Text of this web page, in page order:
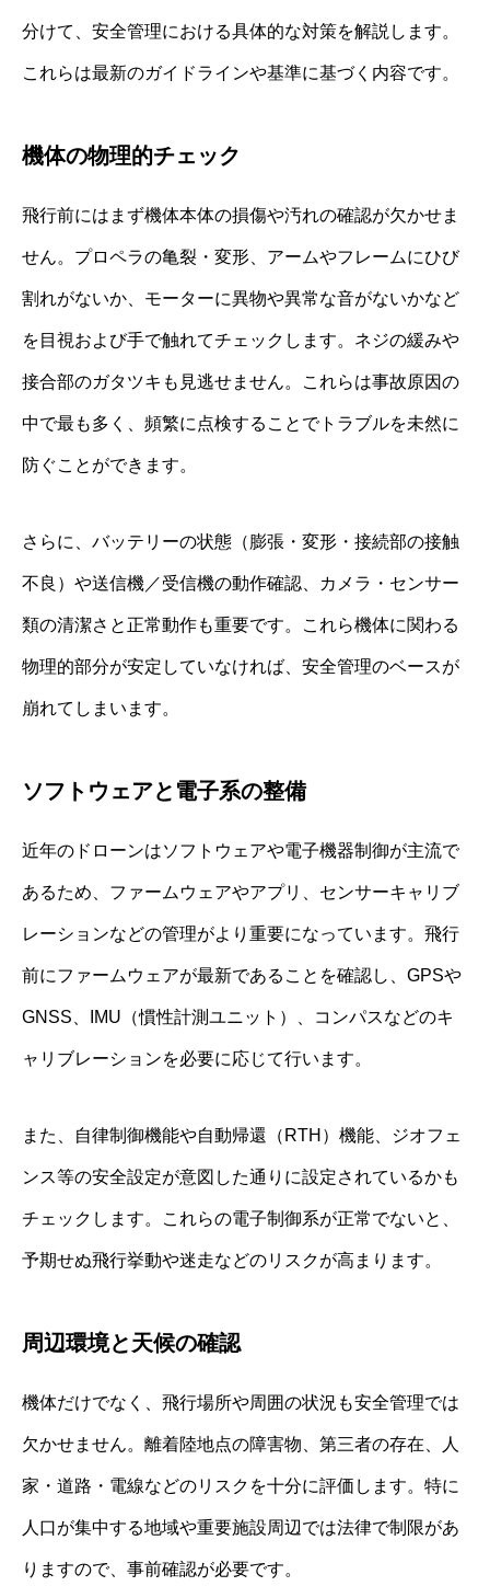
分けて、安全管理における具体的な対策を解説します。
これらは最新のガイドラインや基準に基づく内容です。
機体の物理的チェック
飛行前にはまず機体本体の損傷や汚れの確認が欠かせま
せん。プロペラの亀裂・変形、アームやフレームにひび
割れがないか、モーターに異物や異常な音がないかなど
を目視および手で触れてチェックします。ネジの緩みや
接合部のガタツキも見逃せません。これらは事故原因の
中で最も多く、頻繁に点検することでトラブルを未然に
防ぐことができます。
さらに、バッテリーの状態（膨張・変形・接続部の接触
不良）や送信機／受信機の動作確認、カメラ・センサー
類の清潔さと正常動作も重要です。これら機体に関わる
物理的部分が安定していなければ、安全管理のベースが
崩れてしまいます。
ソフトウェアと電子系の整備
近年のドローンはソフトウェアや電子機器制御が主流で
あるため、ファームウェアやアプリ、センサーキャリブ
レーションなどの管理がより重要になっています。飛行
前にファームウェアが最新であることを確認し、GPSや
GNSS、IMU（慣性計測ユニット）、コンパスなどのキ
ャリブレーションを必要に応じて行います。
また、自律制御機能や自動帰還（RTH）機能、ジオフェ
ンス等の安全設定が意図した通りに設定されているかも
チェックします。これらの電子制御系が正常でないと、
予期せぬ飛行挙動や迷走などのリスクが高まります。
周辺環境と天候の確認
機体だけでなく、飛行場所や周囲の状況も安全管理では
欠かせません。離着陸地点の障害物、第三者の存在、人
家・道路・電線などのリスクを十分に評価します。特に
人口が集中する地域や重要施設周辺では法律で制限があ
りますので、事前確認が必要です。